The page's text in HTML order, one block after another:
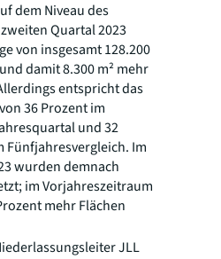
dem Niveau des
Quartal 2023
von insgesamt 128.200
damit 8.300 m² mehr
entspricht das
36 Prozent im
und 32
Fünfjahresvergleich. Im
wurden demnach
im Vorjahreszeitraum
mehr Flächen
JLL